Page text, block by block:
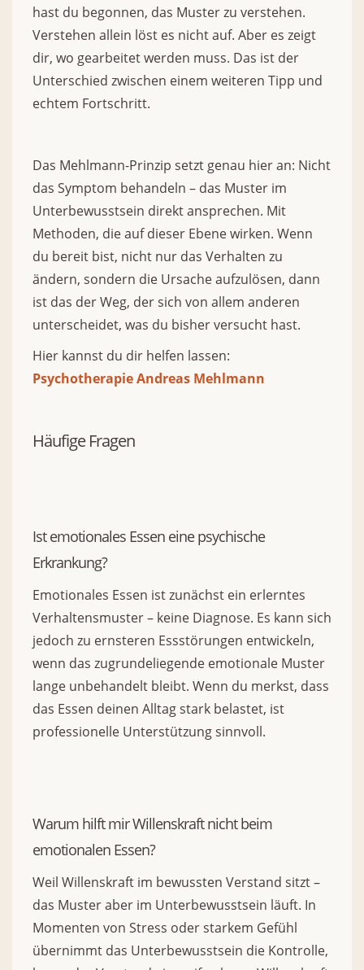
hast du begonnen, das Muster zu verstehen.
Verstehen allein löst es nicht auf. Aber es zeigt
dir, wo gearbeitet werden muss. Das ist der
Unterschied zwischen einem weiteren Tipp und
echtem Fortschritt.
Das Mehlmann-Prinzip setzt genau hier an: Nicht
das Symptom behandeln – das Muster im
Unterbewusstsein direkt ansprechen. Mit
Methoden, die auf dieser Ebene wirken. Wenn
du bereit bist, nicht nur das Verhalten zu
ändern, sondern die Ursache aufzulösen, dann
ist das der Weg, der sich von allem anderen
unterscheidet, was du bisher versucht hast.
Hier kannst du dir helfen lassen:
Psychotherapie Andreas Mehlmann
Häufige Fragen
Ist emotionales Essen eine psychische
Erkrankung?
Emotionales Essen ist zunächst ein erlerntes
Verhaltensmuster – keine Diagnose. Es kann sich
jedoch zu ernsteren Essstörungen entwickeln,
wenn das zugrundeliegende emotionale Muster
lange unbehandelt bleibt. Wenn du merkst, dass
das Essen deinen Alltag stark belastet, ist
professionelle Unterstützung sinnvoll.
Warum hilft mir Willenskraft nicht beim
emotionalen Essen?
Weil Willenskraft im bewussten Verstand sitzt –
das Muster aber im Unterbewusstsein läuft. In
Momenten von Stress oder starkem Gefühl
übernimmt das Unterbewusstsein die Kontrolle,